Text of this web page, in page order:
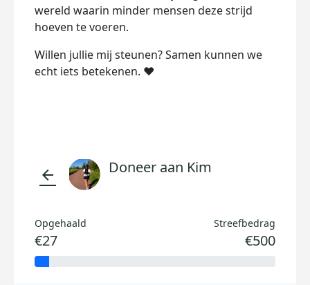
wereld waarin minder mensen deze strijd
hoeven te voeren.
Willen jullie mij steunen? Samen kunnen we
echt iets betekenen. ❤️
arrow_back Doneer aan Kim
Opgehaald
€27
Streefbedrag
€500